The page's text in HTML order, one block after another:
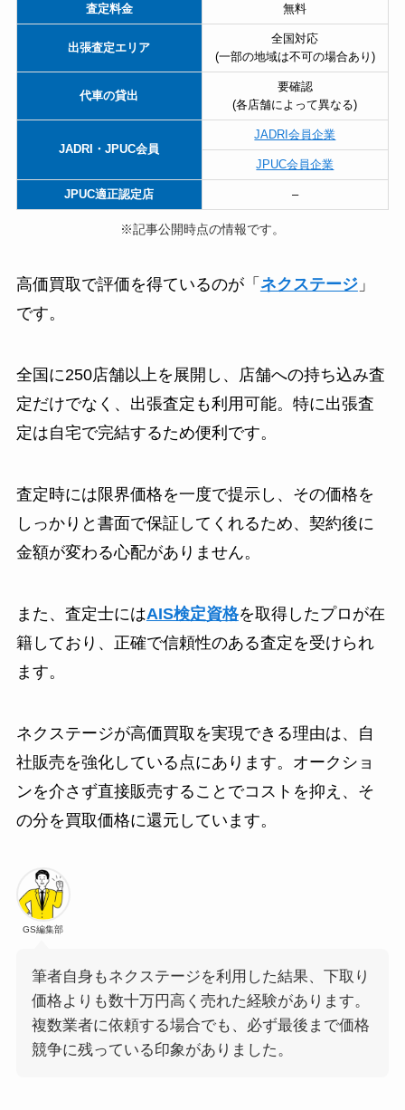
査定料金 無料
出張査定エリア
全国対応
(一部の地域は不可の場合あり)
代車の貸出
要確認
(各店舗によって異なる)
JADRI・JPUC会員
JADRI会員企業
JPUC会員企業
JPUC適正認定店 –
※記事公開時点の情報です。
高価買取で評価を得ているのが「 ネクステージ」
です。
全国に250店舗以上を展開し、店舗への持ち込み査
定だけでなく、出張査定も利用可能。特に出張査
定は自宅で完結するため便利です。
査定時には限界価格を一度で提示し、その価格を
しっかりと書面で保証してくれるため、契約後に
金額が変わる心配がありません。
また、査定士にはAIS検定資格を取得したプロが在
籍しており、正確で信頼性のある査定を受けられ
ます。
ネクステージが高価買取を実現できる理由は、自
社販売を強化している点にあります。オークショ
ンを介さず直接販売することでコストを抑え、そ
の分を買取価格に還元しています。
GS編集部
筆者自身もネクステージを利用した結果、下取り
価格よりも数十万円高く売れた経験があります。
複数業者に依頼する場合でも、必ず最後まで価格
競争に残っている印象がありました。